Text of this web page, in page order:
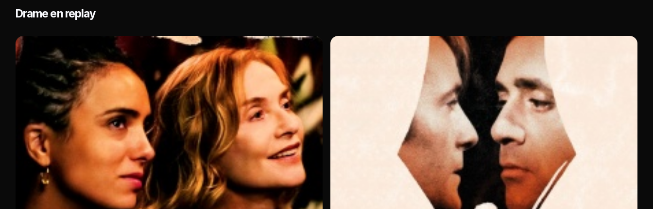
Drame en replay